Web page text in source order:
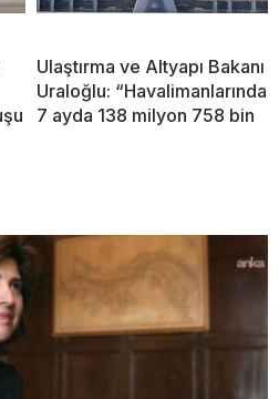
Ulaştırma ve Altyapı Bakanı
Uraloğlu: “Havalimanlarında
7 ayda 138 milyon 758 bin